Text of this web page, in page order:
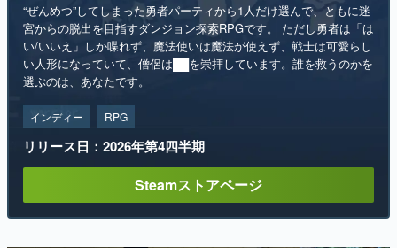
“ぜんめつ”してしまった勇者パーティから1人だけ選んで、ともに迷
宮からの脱出を目指すダンジョン探索RPGです。 ただし勇者は「は
い/いいえ」しか喋れず、魔法使いは魔法が使えず、戦士は可愛らし
い人形になっていて、僧侶は██を崇拝しています。誰を救うのかを
選ぶのは、あなたです。
インディー RPG
リリース日：2026年第4四半期
Steamストアページ